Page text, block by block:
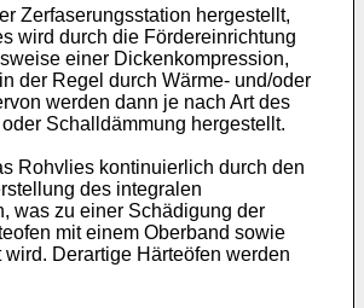
Zerfaserungsstation hergestellt,
wird durch die Fördereinrichtung
einer Dickenkompression,
der Regel durch Wärme- und/oder
werden dann je nach Art des
Schalldämmung hergestellt.
Rohvlies kontinuierlich durch den
des integralen
was zu einer Schädigung der
mit einem Oberband sowie
Derartige Härteöfen werden